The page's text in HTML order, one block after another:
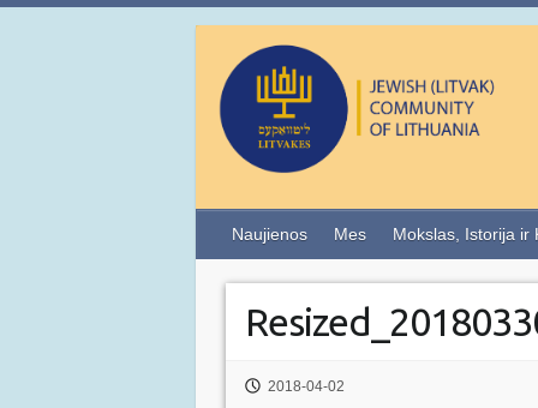
Naujienos Mes Mokslas, Istorija ir
2018-04-02